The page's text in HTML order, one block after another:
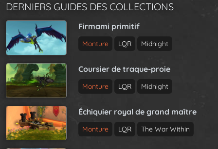
DERNIERS GUIDES DES COLLECTIONS
Firmami primitif
Monture LQR Midnight
Coursier de traque-proie
Monture LQR Midnight
Échiquier royal de grand maître
Monture LQR The War Within